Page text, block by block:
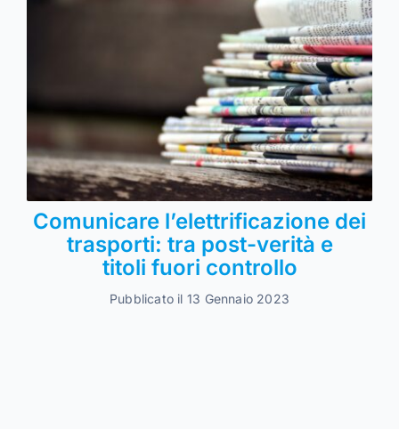
Comunicare l’elettrificazione dei
trasporti: tra post-verità e
titoli fuori controllo
Pubblicato il 13 Gennaio 2023